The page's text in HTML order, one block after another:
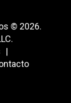
© 2026.